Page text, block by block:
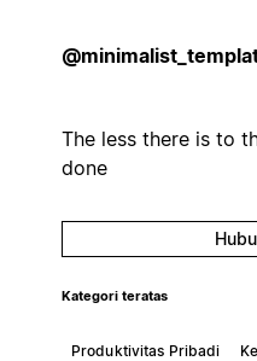
The less there is to
done
Kategori teratas
Produktivitas Pribadi